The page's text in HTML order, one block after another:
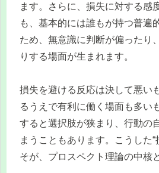
ます。さらに、損失に対する感
も、基本的には誰もが持つ普遍
ため、無意識に判断が偏ったり
りする場面が生まれます。
損失を避ける反応は決して悪い
るうえで有利に働く場面も多い
すると選択肢が狭まり、行動の
まうこともあります。こうした“
そが、プロスペクト理論の中核